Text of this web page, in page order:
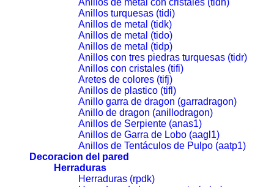
Anillos turquesas (tidi)
Anillos de metal (tidk)
Anillos de metal (tido)
Anillos de metal (tidp)
Anillos con tres piedras turquesas (tidr)
Anillos con cristales (tifi)
Aretes de colores (tifj)
Anillos de plastico (tifl)
Anillo garra de dragon (garradragon)
Anillo de dragon (anillodragon)
Anillos de Serpiente (anas1)
Anillos de Garra de Lobo (aagl1)
Anillos de Tentáculos de Pulpo (aatp1)
Decoracion del pared
Herraduras
Herraduras (rpdk)